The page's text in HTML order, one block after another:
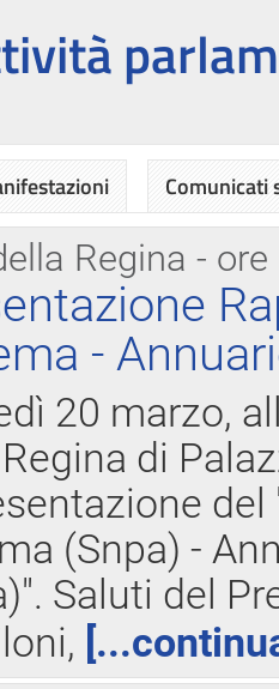
Regina - ore
-
20 marzo,
di
(Snpa) -
Saluti del
Comunicati